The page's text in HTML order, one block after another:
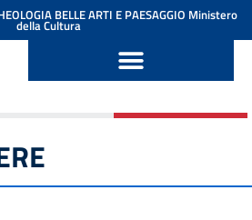
BELLE ARTI E PAESAGGIO Ministero
della Cultura